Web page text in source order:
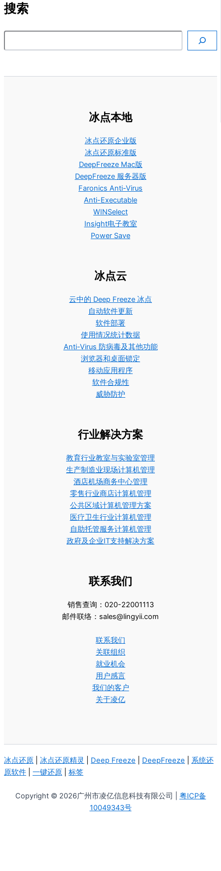
搜索
搜索
冰点本地
冰点还原企业版
冰点还原标准版
DeepFreeze Mac版
DeepFreeze 服务器版
Faronics Anti-Virus
Anti-Executable
WINSelect
Insight电子教室
Power Save
冰点云
云中的 Deep Freeze 冰点
自动软件更新
软件部署
使用情况统计数据
Anti-Virus 防病毒及其他功能
浏览器和桌面锁定
移动应用程序
软件合规性
威胁防护
行业解决方案
教育行业教室与实验室管理
生产制造业现场计算机管理
酒店机场商务中心管理
零售行业商店计算机管理
公共区域计算机管理方案
医疗卫生行业计算机管理
自助托管服务计算机管理
政府及企业IT支持解决方案
联系我们
销售查询：020-22001113
邮件联络：sales@lingyii.com
联系我们
关联组织
就业机会
用户感言
我们的客户
关于凌亿
冰点还原 冰点还原精灵 Deep Freeze DeepFreeze
系统还
原软件
一键还原 标签
Copyright © 2026广州市凌亿信息科技有限公司 | 粤ICP备
10049343号